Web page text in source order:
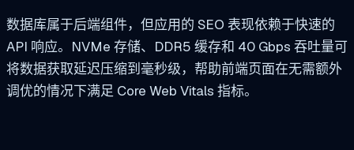
数据库属于后端组件，但应用的 SEO 表现依赖于快速的
API 响应。NVMe 存储、DDR5 缓存和 40 Gbps 吞吐量可
将数据获取延迟压缩到毫秒级，帮助前端页面在无需额外
调优的情况下满足 Core Web Vitals 指标。